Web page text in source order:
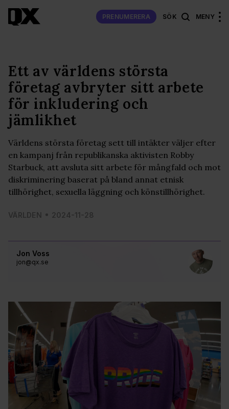
PRENUMERERA SÖK MENY
Jon Voss
jon@qx.se
Ett av världens största
företag avbryter sitt arbete
för inkludering och
jämlikhet
Världens största företag sett till intäkter väljer efter
en kampanj från republikanska aktivisten Robby
Starbuck, att avsluta sitt arbete för mångfald och mot
diskriminering baserat på bland annat etnisk
tillhörighet, sexuella läggning och könstillhörighet.
VÄRLDEN 2024-11-28